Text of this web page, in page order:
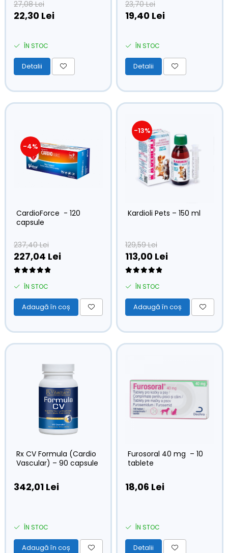
27,08 Lei
22,30 Lei
ÎN STOC
Detalii
23,70 Lei
19,40 Lei
ÎN STOC
Detalii
-4%
CardioForce - 120
capsule
237,40 Lei
227,04 Lei
ÎN STOC
Adaugă în coș
-13%
Kardioli Pets – 150 ml
129,59 Lei
113,00 Lei
ÎN STOC
Adaugă în coș
Rx CV Formula (Cardio
Vascular) – 90 capsule
342,01 Lei
ÎN STOC
Adaugă în coș
Furosoral 40 mg – 10
tablete
18,06 Lei
ÎN STOC
Detalii